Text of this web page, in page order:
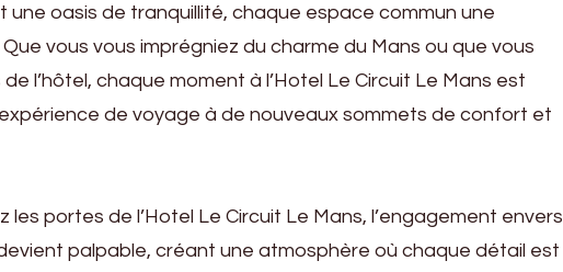
une oasis de tranquillité, chaque espace commun une
vous vous imprégniez du charme du Mans ou que vous
l’hôtel, chaque moment à l’Hotel Le Circuit Le Mans est
de voyage à de nouveaux sommets de confort et
les portes de l’Hotel Le Circuit Le Mans, l’engagement envers
palpable, créant une atmosphère où chaque détail est